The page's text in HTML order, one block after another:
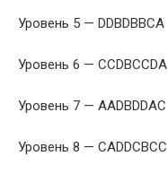
Уровень 5 — DDBDBBCA
Уровень 6 — CCDBCCDA
Уровень 7 — AADBDDAC
Уровень 8 — CADDCBCC